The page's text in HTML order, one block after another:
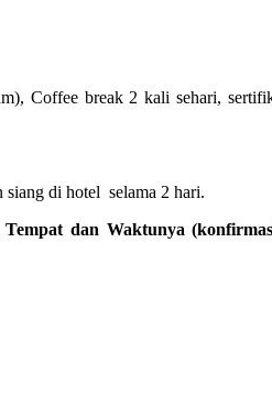
Coffee break 2 kali sehari,
siang di hotel selama 2 hari.
dan Waktunya